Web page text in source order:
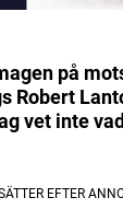
på
Robert
vet inte